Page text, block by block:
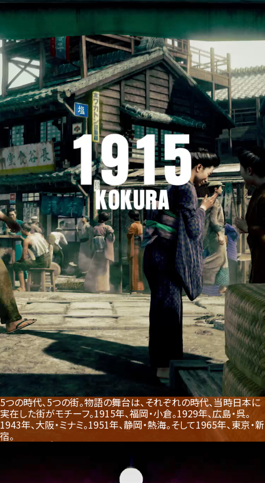
THE CITIES
Five cities, five eras—
one huge journey across Japan.
5つの時代、5つの街。物語の舞台は、それぞれの時代、当時日本に
実在した街がモチーフ。1915年、福岡・小倉。1929年、広島・呉。
1943年、大阪・ミナミ。1951年、静岡・熱海。そして1965年、東京・新
宿。